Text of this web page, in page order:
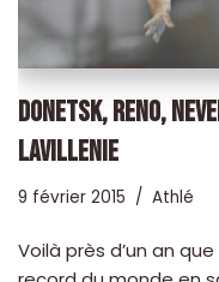
DONETSK, RENO,
LAVILLENIE
9 février 2015 Athlé
Voilà près d’un an